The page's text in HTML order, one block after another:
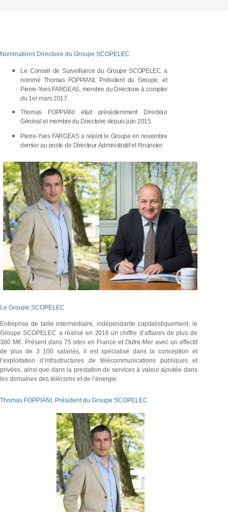
Nominations Directoire du Groupe SCOPELEC
LeConseil deSurveillancedu Groupe SCOPELEC a
nommé Thomas FOPPIANI, Président du Groupe, et
Pierre-Yves FARGEAS, membre du Directoire àcompter
du 1ermars 2017.
Thomas FOPPIANI était précédemment Directeur
Généraletmembre du Directoire depuis juin 2015.
Pierre-Yves FARGEASarejoint le Groupe en novembre
dernier au poste de Directeur Administratif et Financier.
Le Groupe SCOPELEC
Entreprise de taille intermédiaire, indépendante capitalistiquement, le
Groupe SCOPELEC a réalisé en 2016 un chiffre d’affaires de plus de
380 M€. Présent dans 75 sites en France et Outre-Mer avec un effectif
de plus de 3 100 salariés, il est spécialisé dans la conception et
l’exploitation d’infrastructures de télécommunications publiques et
privées, ainsi que dans la prestation de services à valeur ajoutée dans
les domaines des télécoms et de l’énergie.
Thomas FOPPIANI, Président du Groupe SCOPELEC